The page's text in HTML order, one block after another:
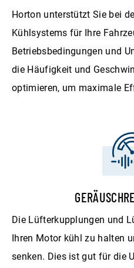
Horton unterstützt Sie bei
Kühlsystems für Ihre
Betriebsbedingungen und
die Häufigkeit und
optimieren, um maximale
Die Lüfterkupplungen und
Ihren Motor kühl zu halten
senken. Dies ist gut für die